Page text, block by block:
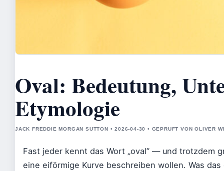
Oval: Bedeutung,
Etymologie
JACK FREDDIE MORGAN SUTTON • 2026-04-30 • GEPRUFT VON OLIVER
Fast jeder kennt das Wort „oval” — und trotzdem
eine eiförmige Kurve beschreiben wollen. Was